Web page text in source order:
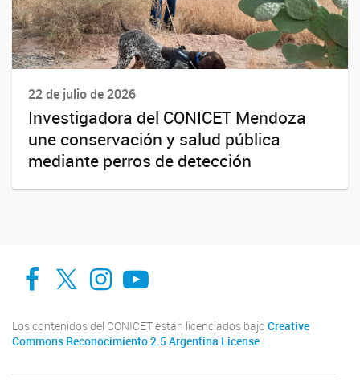
22 de julio de 2026
Investigadora del CONICET Mendoza
une conservación y salud pública
mediante perros de detección
Facebook
Twitter
Instagram
Youtube
Los contenidos del CONICET están licenciados bajo Creative
Commons Reconocimiento 2.5 Argentina License